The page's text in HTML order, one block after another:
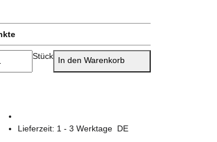
Stück In den Warenkorb
Lieferzeit: 1 - 3 Werktage DE